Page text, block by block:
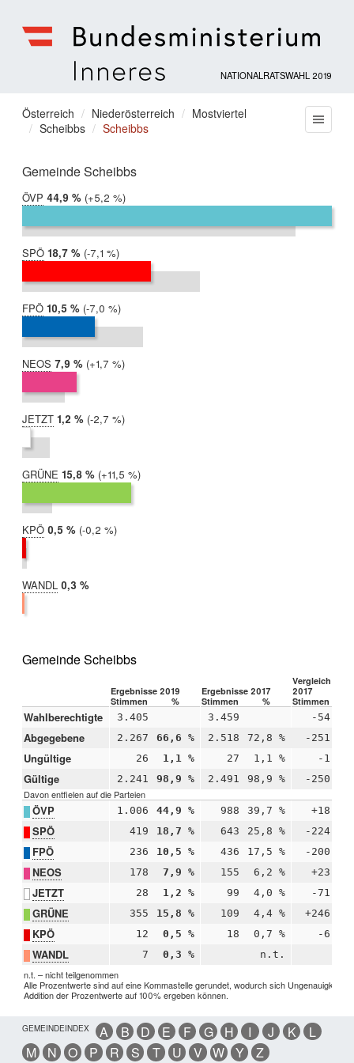
für
Inneres
NATIONALRATSWAHL 2019
Sie
befinden
hier:
Österreich Niederösterreich
Mostviertel
Scheibbs
Scheibbs
Gemeinde Scheibbs
ÖVP 2019:
44,9 %
2017:
39,7 %
Differenz:
+5,2 %
SPÖ 2019:
18,7 %
2017:
25,8 %
Differenz:
-7,1 %
FPÖ 2019:
10,5 %
2017:
17,5 %
Differenz:
-7,0 %
NEOS 2019:
7,9 %
2017:
6,2 %
Differenz:
+1,7 %
JETZT 2019:
1,2 %
2017:
4,0 %
Differenz:
-2,7 %
GRÜNE 2019:
15,8 %
2017:
4,4 %
Differenz:
+11,5 %
KPÖ 2019:
0,5 %
2017:
0,7 %
Differenz:
-0,2 %
WANDL 2019:
0,3 %
Gemeinde Scheibbs
Ergebnisse 2019 Ergebnisse 2017
Vergleich
2017
Stimmen
% Stimmen % Stimmen
Wahlberechtigte 3.405 3.459 -54
Abgegebene 2.267 66,6 % 2.518 72,8 % -251
Ungültige 26 1,1 % 27 1,1 % -1
Gültige 2.241 98,9 % 2.491 98,9 % -250
Davon entfielen auf die Parteien
ÖVP 1.006 44,9 % 988 39,7 % +18
SPÖ 419 18,7 % 643 25,8 % -224
FPÖ 236 10,5 % 436 17,5 % -200
NEOS 178 7,9 % 155 6,2 % +23
JETZT 28 1,2 % 99 4,0 % -71
GRÜNE 355 15,8 % 109 4,4 % +246
KPÖ 12 0,5 % 18 0,7 % -6
WANDL 7 0,3 % n.t.
n.t. – nicht teilgenommen
Alle Prozentwerte sind auf eine Kommastelle gerundet, wodurch sich
Addition der Prozentwerte auf 100% ergeben können.
GEMEINDEINDEX A B D E F G H I J K
L
M
N O P R S T U V W Y Z